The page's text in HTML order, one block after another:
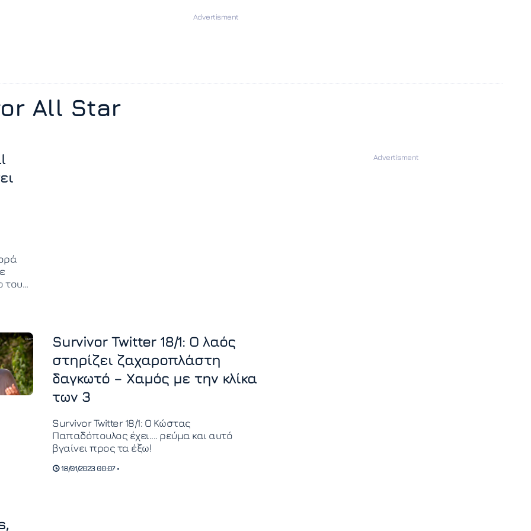
All Star
του
Survivor Twitter 18/1: Ο λαός
στηρίζει ζαχαροπλάστη
δαγκωτό – Χαμός με την κλίκα
των 3
Survivor Twitter 18/1: Ο Κώστας
Παπαδόπουλος έχει.... ρεύμα και αυτό
βγαίνει προς τα έξω!
18/01/2023 00:07 •